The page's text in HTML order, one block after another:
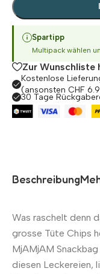
Spartipp
Multipack wählen
Zur Wunschliste
Kostenlose
(ansonsten CHF
30 Tage
Beschreibung
Was raschelt denn
grosse Tüte Chips
MjAMjAM
diesen Leckereien,